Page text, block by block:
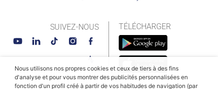
TÉLÉCHARGER
SUIVEZ-NOUS
Nous utilisons nos propres cookies et ceux de tiers à des fins
d'analyse et pour vous montrer des publicités personnalisées en
fonction d'un profil créé à partir de vos habitudes de navigation (par